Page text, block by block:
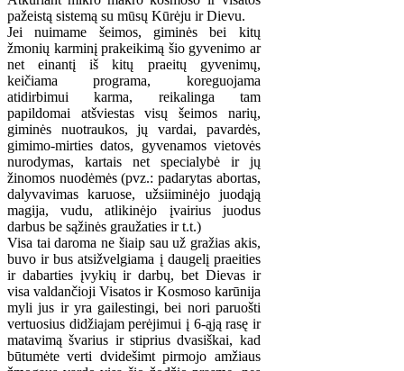
pažeistą sistemą su mūsų Kūrėju ir Dievu.
Jei nuimame šeimos, giminės bei kitų
žmonių karminį prakeikimą šio gyvenimo ar
net einantį iš kitų praeitų gyvenimų,
keičiama programa, koreguojama
atidirbimui karma, reikalinga tam
papildomai atšviestas visų šeimos narių,
giminės nuotraukos, jų vardai, pavardės,
gimimo-mirties datos, gyvenamos vietovės
nurodymas, kartais net specialybė ir jų
žinomos nuodėmės (pvz.: padarytas abortas,
dalyvavimas karuose, užsiiminėjo juodąją
magija, vudu, atlikinėjo įvairius juodus
darbus be sąžinės graužaties ir t.t.)
Visa tai daroma ne šiaip sau už gražias akis,
buvo ir bus atsižvelgiama į daugelį praeities
ir dabarties įvykių ir darbų, bet Dievas ir
visa valdančioji Visatos ir Kosmoso karūnija
myli jus ir yra gailestingi, bei nori paruošti
vertuosius didžiajam perėjimui į 6-ąją rasę ir
matavimą švarius ir stiprius dvasiškai, kad
būtumėte verti dvidešimt pirmojo amžiaus